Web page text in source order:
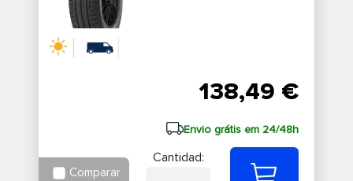
138,49 €
Envio grátis em 24/48h
Comparar
Cantidad: